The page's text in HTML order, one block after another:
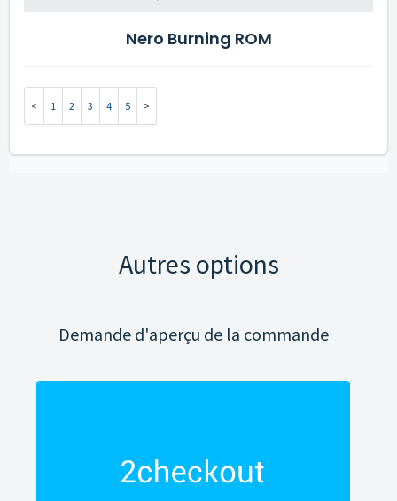
Nero Burning ROM
1 2 3 4 5
Autres options
Demande d'aperçu de la commande